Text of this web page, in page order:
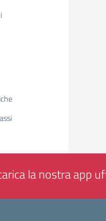
la nostra app